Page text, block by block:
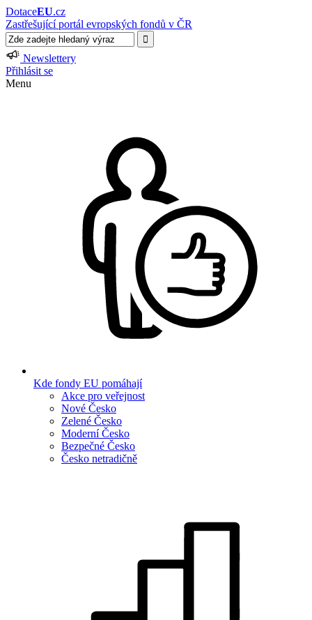
DotaceEU.cz
Zastřešující portál evropských fondů v ČR
Newslettery
Přihlásit se
Menu
Kde fondy EU pomáhají
Akce pro veřejnost
Nové Česko
Zelené Česko
Moderní Česko
Bezpečné Česko
Česko netradičně